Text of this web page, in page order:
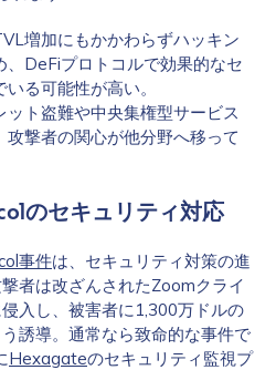
増加にもかかわらずハッキン
、DeFiプロトコルで効果的なセ
る可能性が高い。
ット盗難や中央集権型サービス
撃者の関心が他分野へ移って
のセキュリティ対応
事件は、セキュリティ対策の進
者は改ざんされたZoomクライ
入し、被害者に1,300万ドルの
誘導。通常なら致命的な事件で
Hexagateのセキュリティ監視プ